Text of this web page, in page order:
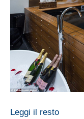
Leggi il resto